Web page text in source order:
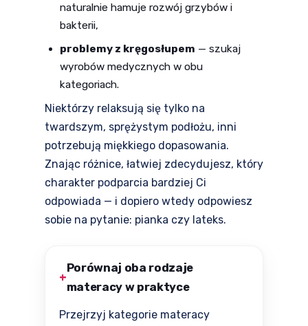
naturalnie hamuje rozwój grzybów i
bakterii,
problemy z kręgosłupem — szukaj
wyrobów medycznych w obu
kategoriach.
Niektórzy relaksują się tylko na
twardszym, sprężystym podłożu, inni
potrzebują miękkiego dopasowania.
Znając różnice, łatwiej zdecydujesz, który
charakter podparcia bardziej Ci
odpowiada — i dopiero wtedy odpowiesz
sobie na pytanie: pianka czy lateks.
Porównaj oba rodzaje
materacy w praktyce
Przejrzyj kategorie materacy